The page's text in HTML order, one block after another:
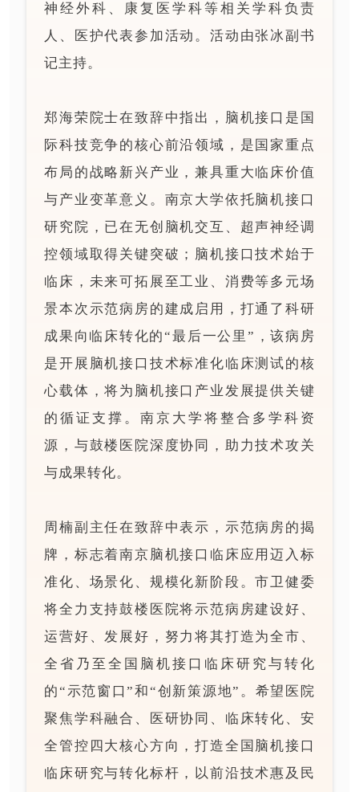
神经外科、康复医学科等相关学科负责
人、医护代表参加活动。活动由张冰副书
记主持。
郑海荣院士在致辞中指出，脑机接口是国
际科技竞争的核心前沿领域，是国家重点
布局的战略新兴产业，兼具重大临床价值
与产业变革意义。南京大学依托脑机接口
研究院，已在无创脑机交互、超声神经调
控领域取得关键突破；脑机接口技术始于
临床，未来可拓展至工业、消费等多元场
景本次示范病房的建成启用，打通了科研
成果向临床转化的“最后一公里”，该病房
是开展脑机接口技术标准化临床测试的核
心载体，将为脑机接口产业发展提供关键
的循证支撑。南京大学将整合多学科资
源，与鼓楼医院深度协同，助力技术攻关
与成果转化。
周楠副主任在致辞中表示，示范病房的揭
牌，标志着南京脑机接口临床应用迈入标
准化、场景化、规模化新阶段。市卫健委
将全力支持鼓楼医院将示范病房建设好、
运营好、发展好，努力将其打造为全市、
全省乃至全国脑机接口临床研究与转化
的“示范窗口”和“创新策源地”。希望医院
聚焦学科融合、医研协同、临床转化、安
全管控四大核心方向，打造全国脑机接口
临床研究与转化标杆，以前沿技术惠及民